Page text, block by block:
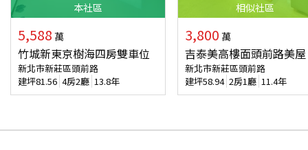
本社區
5,588 萬
竹城新東京樹海四房雙車位
新北市新莊區頭前路
建坪81.56 4房2廳 13.8年
相似社區
3,800 萬
吉泰美高樓面頭前路美
新北市新莊區頭前路
建坪58.94 2房1廳 11.4年